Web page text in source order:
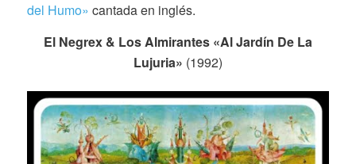
del Humo» cantada en inglés.
El Negrex & Los Almirantes «Al Jardín De La
Lujuria» (1992)